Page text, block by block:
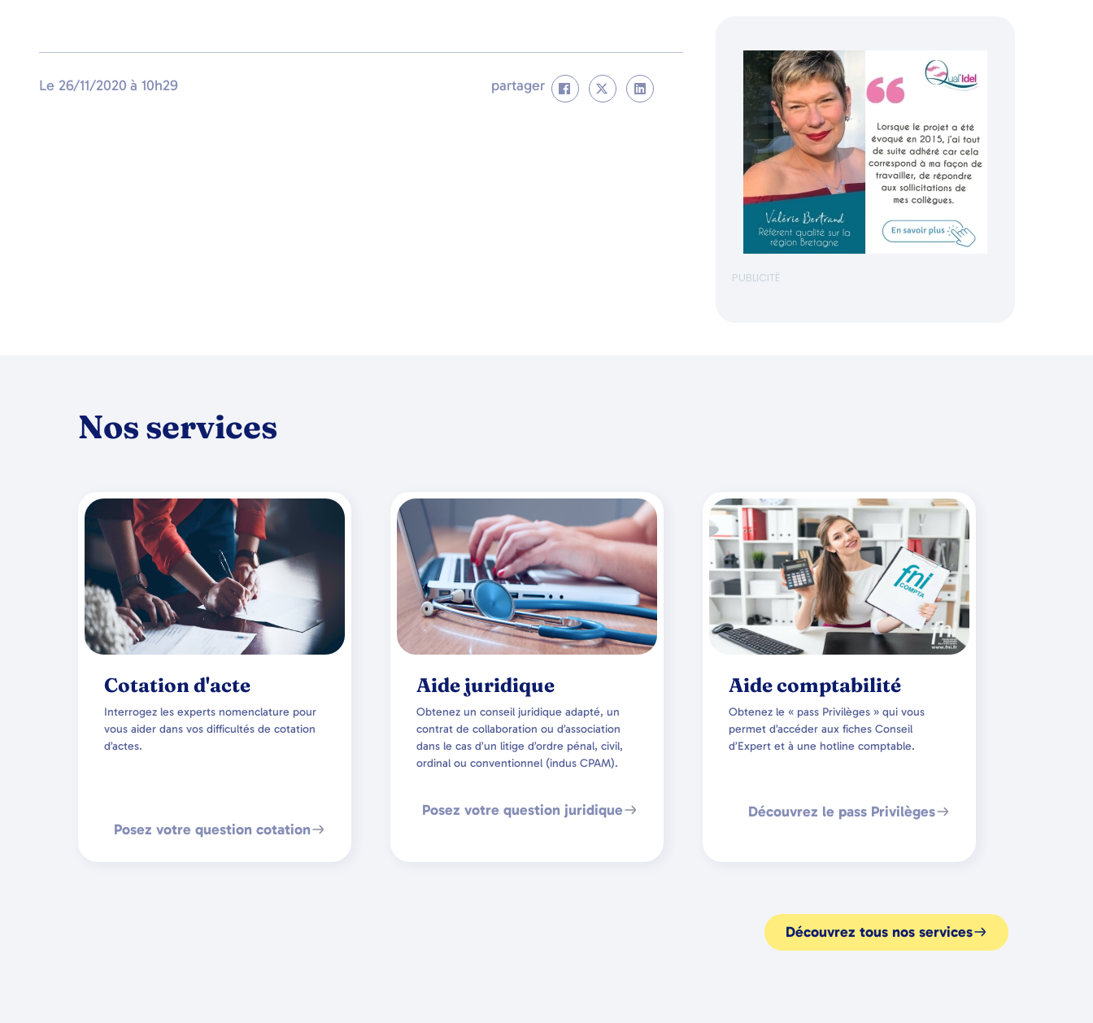
Le 26/11/2020 à 10h29 partager
PUBLICITÉ
Nos services
Cotation d'acte
Interrogez les experts nomenclature pour
vous aider dans vos difficultés de cotation
d’actes.
Posez votre question cotation
Aide juridique
Obtenez un conseil juridique adapté, un
contrat de collaboration ou d’association
dans le cas d’un litige d’ordre pénal, civil,
ordinal ou conventionnel (indus CPAM).
Posez votre question juridique
Aide comptabilité
Obtenez le « pass Privilèges » qui vous
permet d’accéder aux fiches Conseil
d’Expert et à une hotline comptable.
Découvrez le pass Privilèges
Découvrez tous nos services